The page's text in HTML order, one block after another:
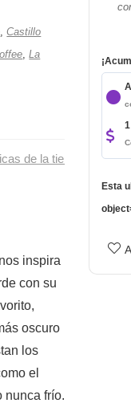
,Castillo
,La
de la tienda
inspira
con su
oscuro
los
el
nunca frío.
Esta